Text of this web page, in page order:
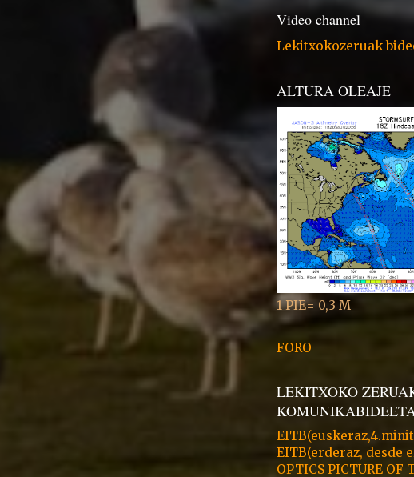
Video channel
Lekitxokozeruak
ALTURA OLEAJE
1 PIE= 0,3 M
FORO
LEKITXOKO
EITB(erderaz, desde
OPTICS PICTURE OF